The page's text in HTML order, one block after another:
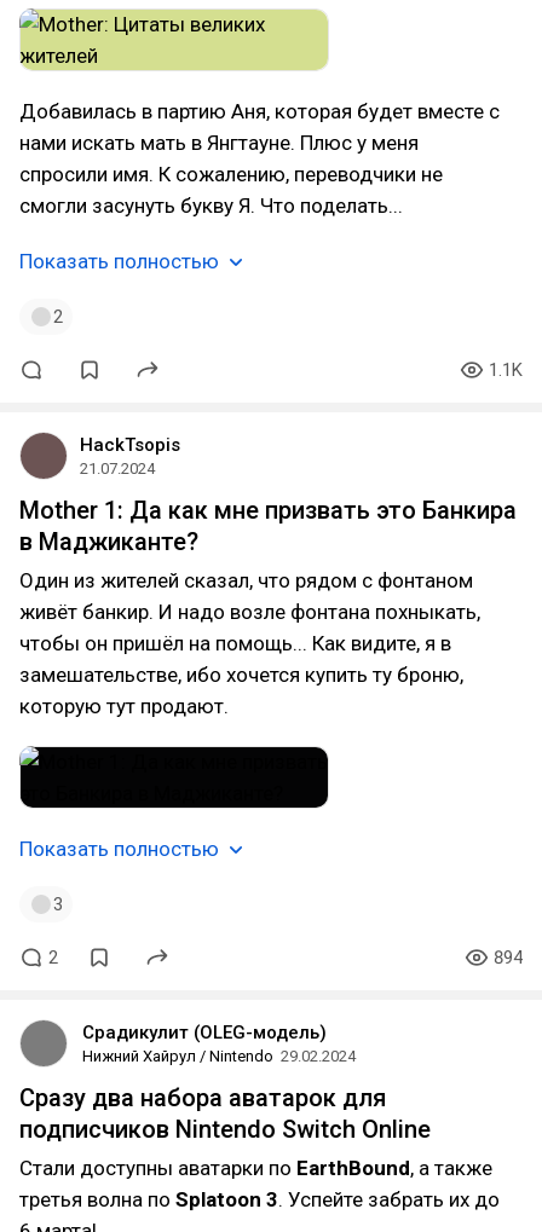
Добавилась в партию Аня, которая будет вместе с
нами искать мать в Янгтауне. Плюс у меня
спросили имя. К сожалению, переводчики не
смогли засунуть букву Я. Что поделать...
Показать полностью
2
1.1K
HackTsopis
21.07.2024
Mother 1: Да как мне призвать это Банкира
в Маджиканте?
Один из жителей сказал, что рядом с фонтаном
живёт банкир. И надо возле фонтана похныкать,
чтобы он пришёл на помощь... Как видите, я в
замешательстве, ибо хочется купить ту броню,
которую тут продают.
Показать полностью
3
2 894
Срадикулит (OLEG-модель)
Нижний Хайрул / Nintendo 29.02.2024
Сразу два набора аватарок для
подписчиков Nintendo Switch Online
Стали доступны аватарки по EarthBound, а также
третья волна по Splatoon 3. Успейте забрать их до